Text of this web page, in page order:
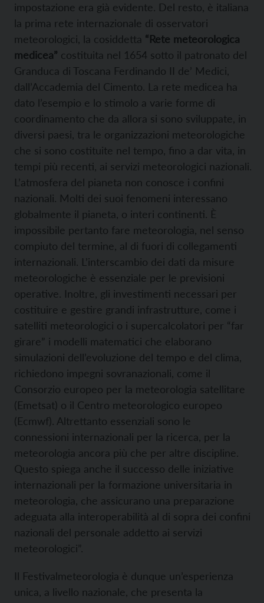
impostazione era già evidente. Del resto, è italiana
la prima rete internazionale di osservatori
meteorologici, la cosiddetta “Rete meteorologica
medicea” costituita nel 1654 sotto il patronato del
Granduca di Toscana Ferdinando II de’ Medici,
dall’Accademia del Cimento. La rete medicea ha
dato l’esempio e lo stimolo a varie forme di
coordinamento che da allora si sono sviluppate, in
diversi paesi, tra le organizzazioni meteorologiche
che si sono costituite nel tempo, fino a dar vita, in
tempi più recenti, ai servizi meteorologici nazionali.
L’atmosfera del pianeta non conosce i confini
nazionali. Molti dei suoi fenomeni interessano
globalmente il pianeta, o interi continenti. È
impossibile pertanto fare meteorologia, nel senso
compiuto del termine, al di fuori di collegamenti
internazionali. L’interscambio dei dati da misure
meteorologiche è essenziale per le previsioni
operative. Inoltre, gli investimenti necessari per
costituire e gestire grandi infrastrutture, come i
satelliti meteorologici o i supercalcolatori per “far
girare” i modelli matematici che elaborano
simulazioni dell’evoluzione del tempo e del clima,
richiedono impegni sovranazionali, come il
Consorzio europeo per la meteorologia satellitare
(Emetsat) o il Centro meteorologico europeo
(Ecmwf). Altrettanto essenziali sono le
connessioni internazionali per la ricerca, per la
meteorologia ancora più che per altre discipline.
Questo spiega anche il successo delle iniziative
internazionali per la formazione universitaria in
meteorologia, che assicurano una preparazione
adeguata alla interoperabilità al di sopra dei confini
nazionali del personale addetto ai servizi
meteorologici”.
Il Festivalmeteorologia è dunque un’esperienza
unica, a livello nazionale, che presenta la